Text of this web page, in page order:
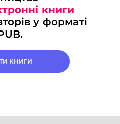
книги
у форматі
КНИГИ